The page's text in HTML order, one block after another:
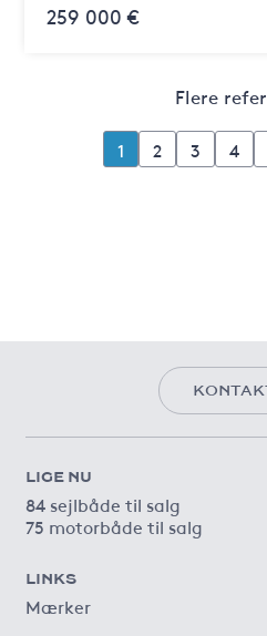
259 000 €
Flere
1 2 3 4
LIGE NU
84 sejlbåde til salg
75 motorbåde til salg
LINKS
Mærker